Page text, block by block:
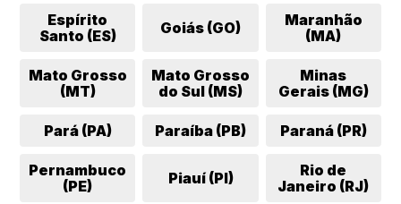
Espírito
Santo (ES)
Goiás (GO)
Maranhão
(MA)
Mato Grosso
(MT)
Mato Grosso
do Sul (MS)
Minas
Gerais (MG)
Pará (PA) Paraíba (PB) Paraná (PR)
Pernambuco
(PE)
Piauí (PI)
Rio de
Janeiro (RJ)